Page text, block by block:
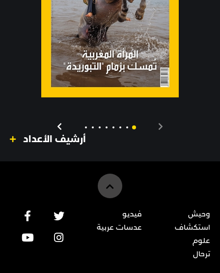
أرشيف الأعداد
وحيش
استكشاف
علوم
ترحال
فيديو
عدسات عربية